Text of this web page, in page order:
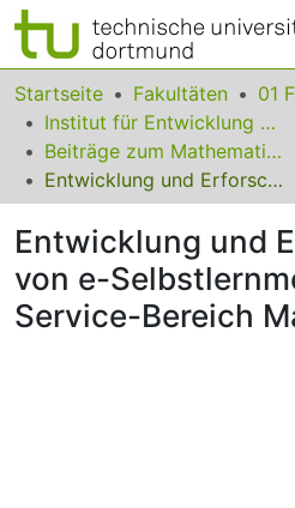
Bereiche & Sammlungen
Das gesamte Repositorium
Statistiken
FAQ
Leitlinien
Zurück zur Startseite
Startseite Fakultäten
Institut für Entwicklung und Erforschung des Mathematikunterrichts
Beiträge zum Mathematikunterricht
Entwicklung und Erforschung von e-Selbstlernmodulen im Service-Bereich Mathematik
Entwicklung und
von e-
Service-Bereich